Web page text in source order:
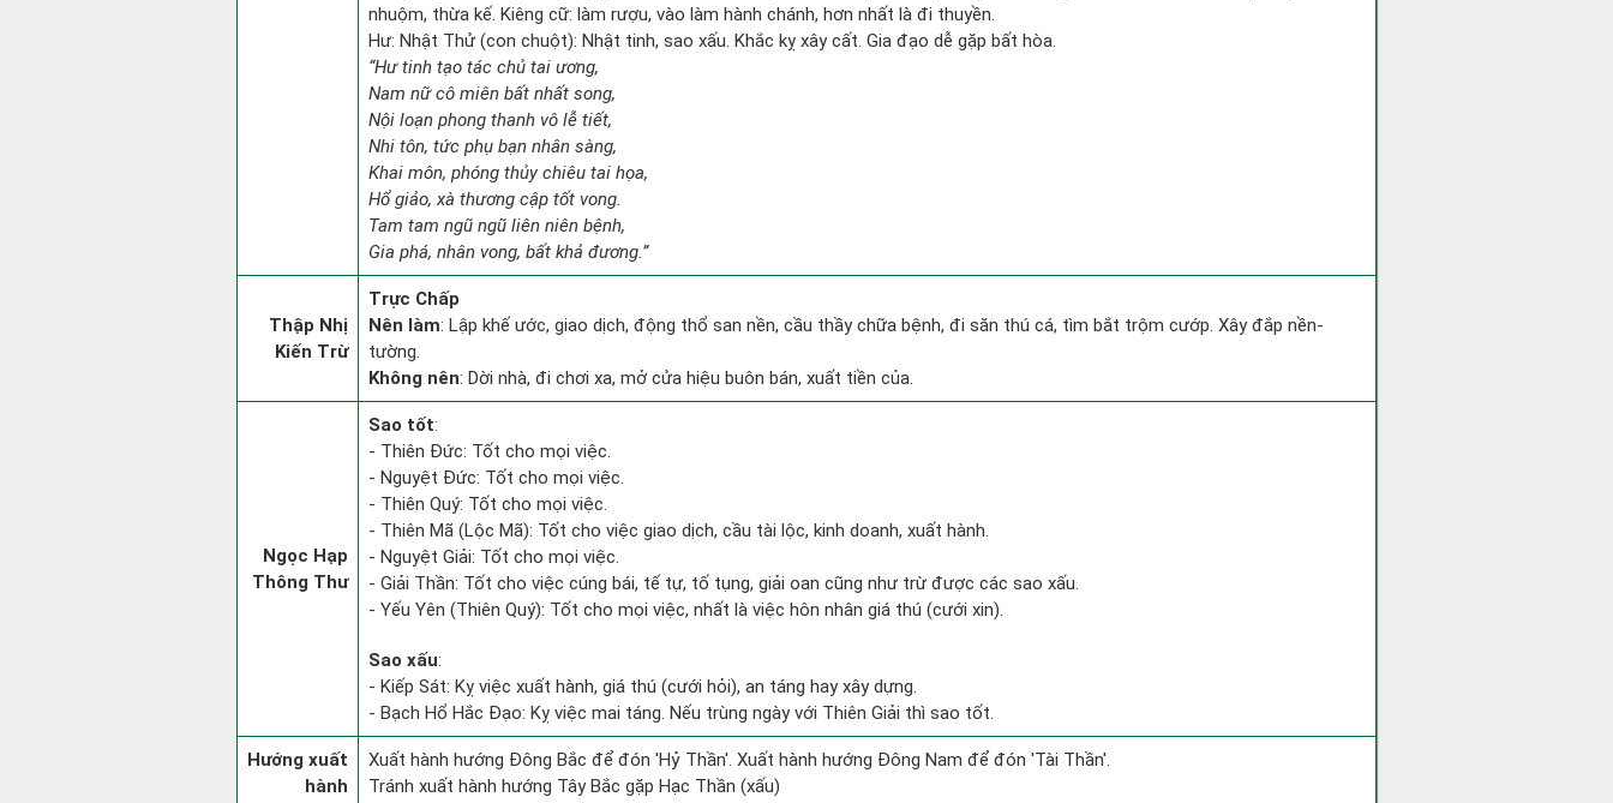
nhuộm, thừa kế. Kiêng cữ: làm rượu, vào làm hành chánh, hơn nhất là đi thuyền.
Hư: Nhật Thử (con chuột): Nhật tinh, sao xấu. Khắc kỵ xây cất. Gia đạo dễ gặp bất hòa.
“Hư tinh tạo tác chủ tai ương,
Nam nữ cô miên bất nhất song,
Nội loạn phong thanh vô lễ tiết,
Nhi tôn, tức phụ bạn nhân sàng,
Khai môn, phóng thủy chiêu tai họa,
Hổ giảo, xà thương cập tốt vong.
Tam tam ngũ ngũ liên niên bệnh,
Gia phá, nhân vong, bất khả đương.”
Thập Nhị
Kiến Trừ
Trực Chấp
Nên làm: Lập khế ước, giao dịch, động thổ san nền, cầu thầy chữa bệnh, đi săn thú cá, tìm bắt trộm cướp. Xây đắp nền-
tường.
Không nên: Dời nhà, đi chơi xa, mở cửa hiệu buôn bán, xuất tiền của.
Ngọc Hạp
Thông Thư
Sao tốt:
- Thiên Đức: Tốt cho mọi việc.
- Nguyệt Đức: Tốt cho mọi việc.
- Thiên Quý: Tốt cho mọi việc.
- Thiên Mã (Lộc Mã): Tốt cho việc giao dịch, cầu tài lộc, kinh doanh, xuất hành.
- Nguyệt Giải: Tốt cho mọi việc.
- Giải Thần: Tốt cho việc cúng bái, tế tự, tố tụng, giải oan cũng như trừ được các sao xấu.
- Yếu Yên (Thiên Quý): Tốt cho mọi việc, nhất là việc hôn nhân giá thú (cưới xin).
Sao xấu:
- Kiếp Sát: Kỵ việc xuất hành, giá thú (cưới hỏi), an táng hay xây dựng.
- Bạch Hổ Hắc Đạo: Kỵ việc mai táng. Nếu trùng ngày với Thiên Giải thì sao tốt.
Hướng xuất
hành
Xuất hành hướng Đông Bắc để đón 'Hỷ Thần'. Xuất hành hướng Đông Nam để đón 'Tài Thần'.
Tránh xuất hành hướng Tây Bắc gặp Hạc Thần (xấu)